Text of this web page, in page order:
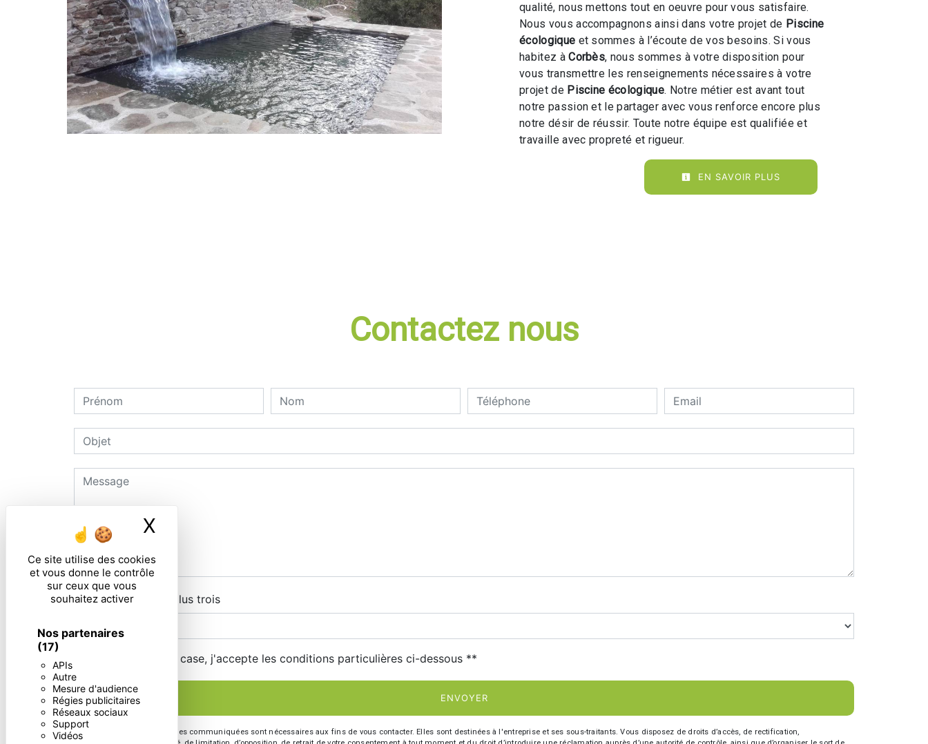
Ce site utilise des cookies
et vous donne le contrôle
sur ceux que vous
souhaitez activer
Nos partenaires
(17)
APIs
Autre
Mesure d'audience
Régies publicitaires
Réseaux sociaux
Support
Vidéos
X
qualité, nous mettons tout en oeuvre pour vous satisfaire.
Nous vous accompagnons ainsi dans votre projet de Piscine
écologique et sommes à l’écoute de vos besoins. Si vous
habitez àCorbès, nous sommes à votre disposition pour
vous transmettre les renseignements nécessaires à votre
projet de Piscine écologique. Notre métier est avant tout
notre passion et le partager avec vous renforce encore plus
notre désir de réussir. Toute notre équipe est qualifiée et
travaille avec propreté et rigueur.
EN SAVOIR PLUS
Contactez nous
Combien font huit plus trois
En cochant cette case, j'accepte les conditions particulières ci-dessous **
ENVOYER
** Les données personnelles communiquées sont nécessaires aux fins de vous contacter. Elles sont destinées à l'entreprise et ses sous-traitants. Vous disposez de droits d’accès, de rectification,